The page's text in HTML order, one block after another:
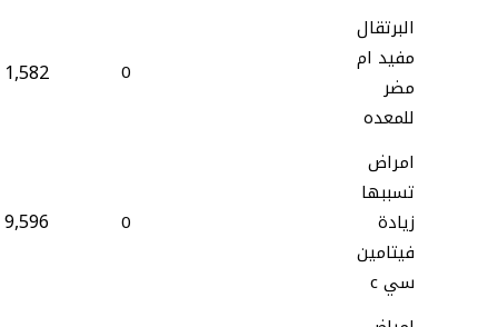
البرتقال
مفيد ام
مضر
للمعده
0
1,582
امراض
تسببها
زيادة
فيتامين
سي c
0
9,596